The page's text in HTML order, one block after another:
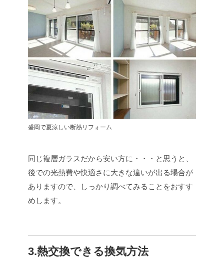
盛岡で夏涼しい断熱リフォーム
同じ複層ガラスだから安い方に・・・と思うと、
後での光熱費や快適さに大きな違いが出る場合が
ありますので、しっかり調べてみることをおすす
めします。
3.熱交換できる換気方法